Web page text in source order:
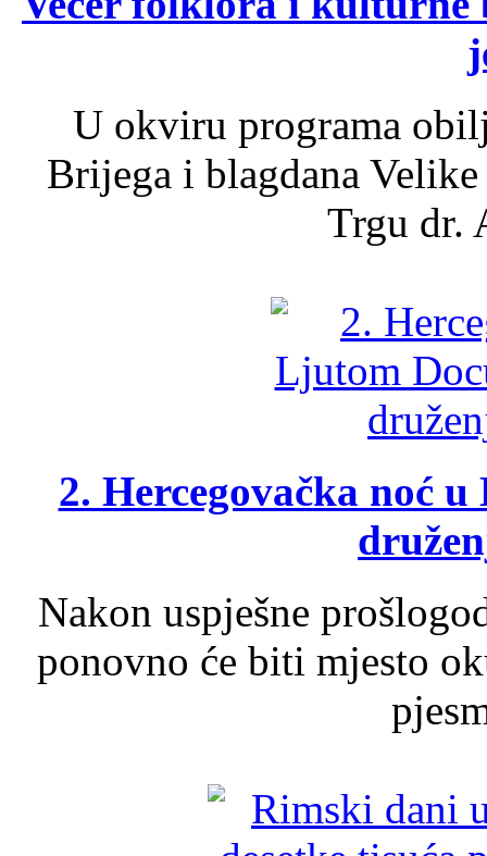
U okviru programa
Brijega i blagdana
Trgu dr.
2. Hercegovačka noć
Nakon uspješne
ponovno će biti mjesto